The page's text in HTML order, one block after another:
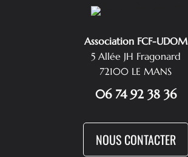
Association FCF-UDOM
5 Allée JH Fragonard
72100 LE MANS
06 74 92 38 36
NOUS CONTACTER